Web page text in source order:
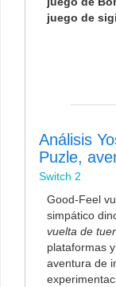
juego de
Análisis
Puzle,
Switch 2
Good-Feel
simpático
vuelta de
plataformas
aventura de